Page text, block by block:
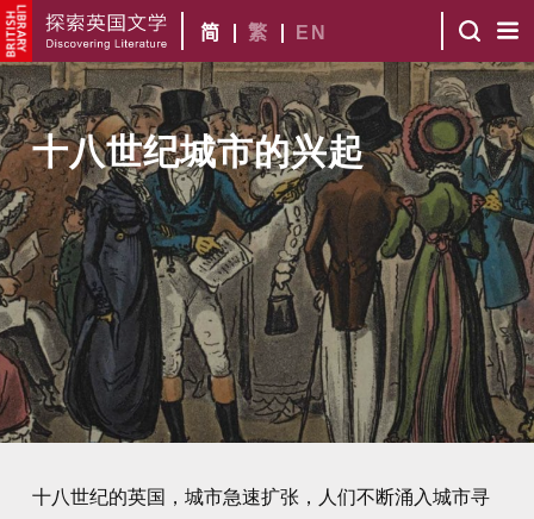
简 繁 EN
十八世纪城市的兴起
十八世纪的英国，城市急速扩张，人们不断涌入城市寻